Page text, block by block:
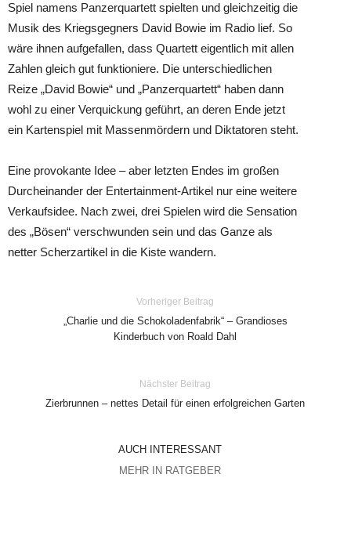
Spiel namens Panzerquartett spielten und gleichzeitig die
Musik des Kriegsgegners David Bowie im Radio lief. So
wäre ihnen aufgefallen, dass Quartett eigentlich mit allen
Zahlen gleich gut funktioniere. Die unterschiedlichen
Reize „David Bowie“ und „Panzerquartett“ haben dann
wohl zu einer Verquickung geführt, an deren Ende jetzt
ein Kartenspiel mit Massenmördern und Diktatoren steht.
Eine provokante Idee – aber letzten Endes im großen
Durcheinander der Entertainment-Artikel nur eine weitere
Verkaufsidee. Nach zwei, drei Spielen wird die Sensation
des „Bösen“ verschwunden sein und das Ganze als
netter Scherzartikel in die Kiste wandern.
Vorheriger Beitrag
„Charlie und die Schokoladenfabrik“ – Grandioses
Kinderbuch von Roald Dahl
Nächster Beitrag
Zierbrunnen – nettes Detail für einen erfolgreichen Garten
AUCH INTERESSANT
MEHR IN RATGEBER